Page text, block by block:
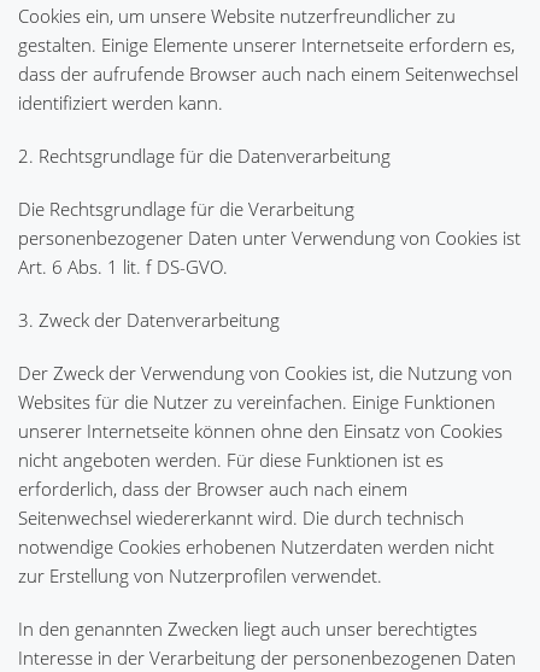
Cookies ein, um unsere Website nutzerfreundlicher zu
gestalten. Einige Elemente unserer Internetseite erfordern es,
dass der aufrufende Browser auch nach einem Seitenwechsel
identifiziert werden kann.
2. Rechtsgrundlage für die Datenverarbeitung
Die Rechtsgrundlage für die Verarbeitung
personenbezogener Daten unter Verwendung von Cookies ist
Art. 6 Abs. 1 lit. f DS-GVO.
3. Zweck der Datenverarbeitung
Der Zweck der Verwendung von Cookies ist, die Nutzung von
Websites für die Nutzer zu vereinfachen. Einige Funktionen
unserer Internetseite können ohne den Einsatz von Cookies
nicht angeboten werden. Für diese Funktionen ist es
erforderlich, dass der Browser auch nach einem
Seitenwechsel wiedererkannt wird. Die durch technisch
notwendige Cookies erhobenen Nutzerdaten werden nicht
zur Erstellung von Nutzerprofilen verwendet.
In den genannten Zwecken liegt auch unser berechtigtes
Interesse in der Verarbeitung der personenbezogenen Daten